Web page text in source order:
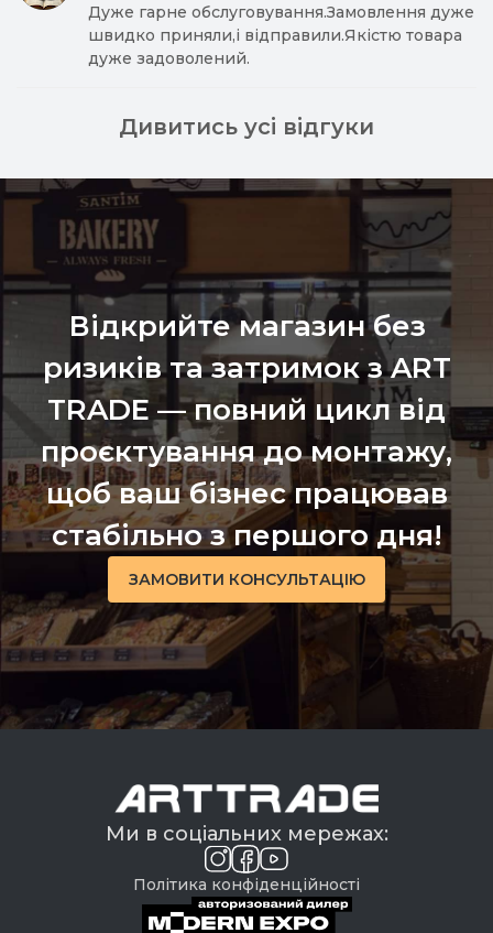
Дуже гарне обслуговування.Замовлення дуже
швидко приняли,і відправили.Якістю товара
дуже задоволений.
Дивитись усі відгуки
Відкрийте магазин без
ризиків та затримок з ART
TRADE — повний цикл від
проєктування до монтажу,
щоб ваш бізнес працював
стабільно з першого дня!
ЗАМОВИТИ КОНСУЛЬТАЦІЮ
Ми в соціальних мережах:
Політика конфіденційності